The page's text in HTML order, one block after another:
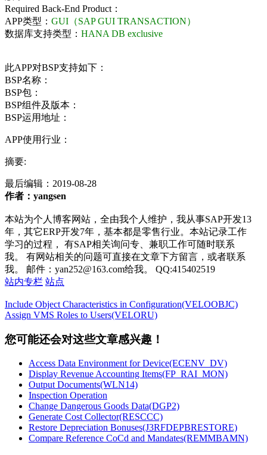
Required Back-End Product：
APP类型： GUI（SAP GUI TRANSACTION）
数据库支持类型： HANA DB exclusive
此APP对BSP支持如下：
BSP名称：
BSP包：
BSP组件及版本：
BSP运用地址：
APP使用行业：
摘要:
最后编辑： 2019-08-28
作者：yangsen
本站为个人博客网站，全由我个人维护，我从事SAP开发13
年，其它ERP开发7年，基本都是零售行业。本站记录工作
学习的过程， 有SAP相关询问专、兼职工作可随时联系
我。 有网站相关的问题可直接在文章下方留言，或者联系
我。 邮件：yan252@163.com给我。 QQ:415402519
站内专栏 站点
Include Object Characteristics in Configuration(VELOOBJC)
Assign VMS Roles to Users(VELORU)
您可能还会对这些文章感兴趣！
Access Data Environment for Device(ECENV_DV)
Display Revenue Accounting Items(FP_RAI_MON)
Output Documents(WLN14)
Inspection Operation
Change Dangerous Goods Data(DGP2)
Generate Cost Collector(RESCCC)
Restore Depreciation Bonuses(J3RFDEPBRESTORE)
Compare Reference CoCd and Mandates(REMMBAMN)